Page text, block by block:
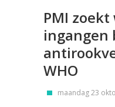
PMI
ingangen
WHO
maandag 23